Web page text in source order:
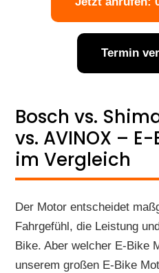
Termin
Bosch vs.
vs. AVINOX –
im Vergleich
Der Motor entscheidet
Fahrgefühl, die Leistung
Bike. Aber welcher E-Bike
unserem großen E-Bike